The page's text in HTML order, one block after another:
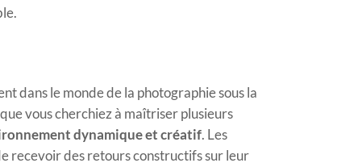
dans le monde de la photographie sous la
vous cherchiez à maîtriser plusieurs
dynamique et créatif. Les
recevoir des retours constructifs sur leur